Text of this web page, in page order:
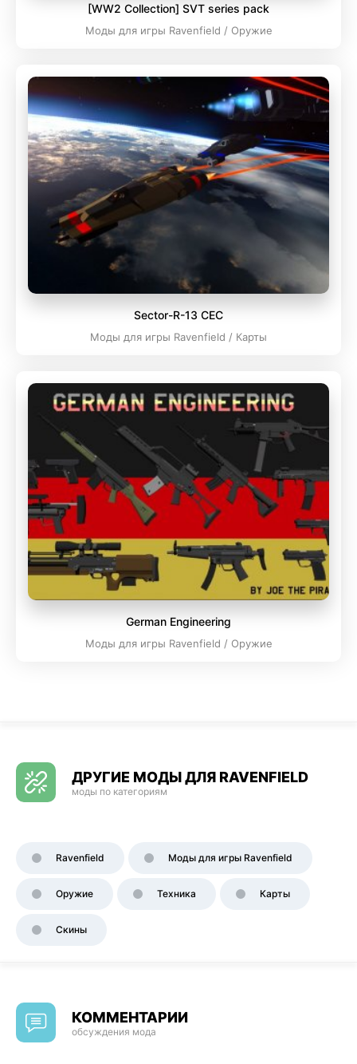
[WW2 Collection] SVT series pack
Моды для игры Ravenfield / Оружие
Sector-R-13 CEC
Моды для игры Ravenfield / Карты
German Engineering
Моды для игры Ravenfield / Оружие
ДРУГИЕ МОДЫ ДЛЯ RAVENFIELD
моды по категориям
Ravenfield Моды для игры Ravenfield
Оружие Техника Карты
Скины
КОММЕНТАРИИ
обсуждения мода